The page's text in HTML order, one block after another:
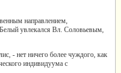
направлением,
увлекался Вл. Соловьевым,
- нет ничего более чуждого, как
индивидуума с